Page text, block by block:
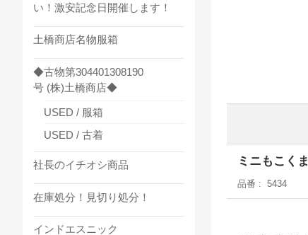
ミニもこく
品番 5434
い！激安記念日開催します！
土橋商店名物服箱
◆古物第304401308190
号 (株)土橋商店◆
USED / 服箱
USED / 古着
社長のイチオシ商品
在庫処分！見切り処分！
インドエスニック